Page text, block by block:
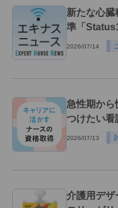
新たな心臓
準「
2026/07/14
急性期から
つけたい看
2026/07/13
介護用デザ